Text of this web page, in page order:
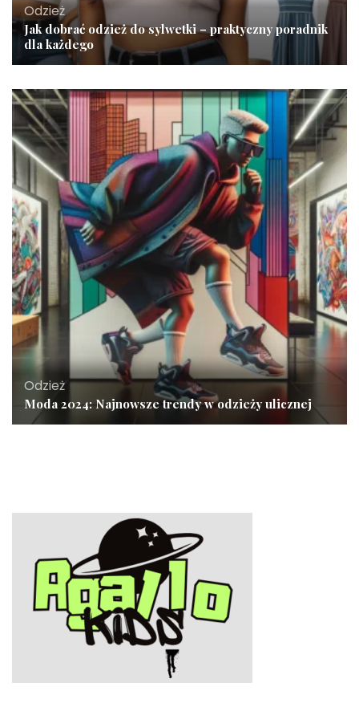
Odzież
Jak dobrać odzież do sylwetki – praktyczny poradnik
dla każdego
Odzież
Moda 2024: Najnowsze trendy w odzieży ulicznej